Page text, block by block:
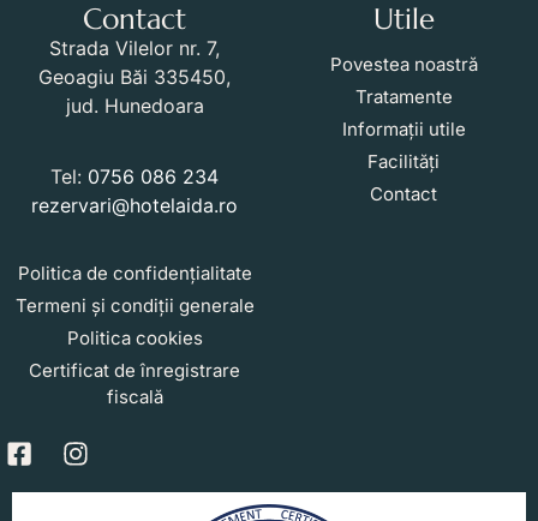
Contact
Strada Vilelor nr. 7,
Geoagiu Băi 335450,
jud. Hunedoara
Tel: 0756 086 234
rezervari@hotelaida.ro
Utile
Povestea noastră
Tratamente
Informații utile
Facilități
Contact
Politica de confidențialitate
Termeni și condiții generale
Politica cookies
Certificat de înregistrare
fiscală